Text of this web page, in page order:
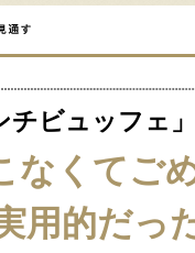
チビュッフェ
なくてご
用的だっ